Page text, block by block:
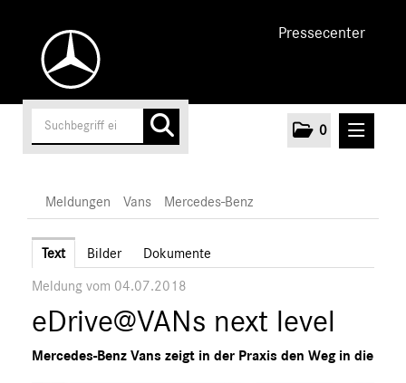
Pressecenter
0
Unternehmen
Cars
Vans
Meldungen Vans Mercedes-Benz
Text Bilder Dokumente
Meldung vom 04.07.2018
eDrive@VANs next level
Mercedes-Benz Vans zeigt in der Praxis den Weg in die